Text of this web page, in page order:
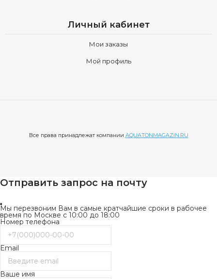
Личный кабинет
Мои заказы
Мой профиль
Все права принадлежат компании AQUATONMAGAZIN.RU
Отправить запрос на почту
Мы перезвоним Вам в самые кратчайшие сроки в рабочее
время по Москве с 10:00 до 18:00
Номер телефона
Email
Ваше имя